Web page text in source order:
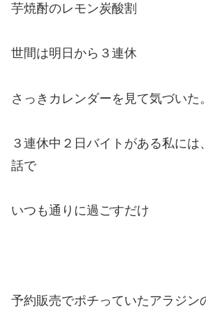
芋焼酎のレモン炭酸割
世間は明日から３連休
さっきカレンダーを見て気づいた。
３連休中２日バイトがある私には
話で
いつも通りに過ごすだけ
予約販売でポチっていたアラジン